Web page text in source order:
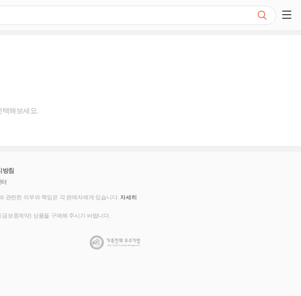
택해보세요.
방침
관련한 의무와 책임은 각 판매자에게 있습니다. 자세히
보증계약) 상품을 구매해 주시기 바랍니다.